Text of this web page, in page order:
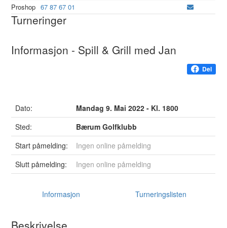
Proshop 67 87 67 01
Turneringer
Informasjon - Spill & Grill med Jan
Del
Dato:
Mandag 9. Mai 2022 - Kl. 1800
Sted:
Bærum Golfklubb
Start påmelding:
Ingen online påmelding
Slutt påmelding:
Ingen online påmelding
Informasjon Turneringslisten
Beskrivelse